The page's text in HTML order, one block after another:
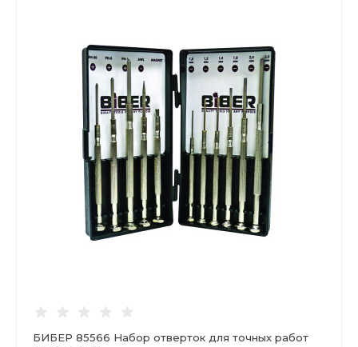
БИБЕР 85566 Набор отверток для точных работ